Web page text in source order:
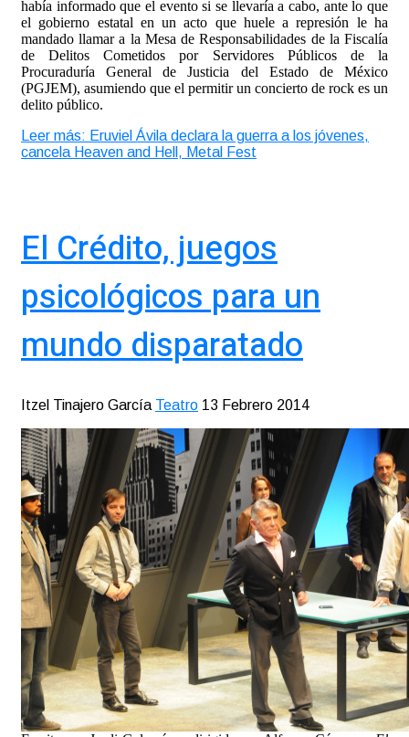
había informado que el evento si se llevaría a cabo, ante lo que
el gobierno estatal en un acto que huele a represión le ha
mandado llamar a la Mesa de Responsabilidades de la Fiscalía
de Delitos Cometidos por Servidores Públicos de la
Procuraduría General de Justicia del Estado de México
(PGJEM), asumiendo que el permitir un concierto de rock es un
delito público.
Leer más: Eruviel Ávila declara la guerra a los jóvenes,
cancela Heaven and Hell, Metal Fest
El Crédito, juegos
psicológicos para un
mundo disparatado
Itzel Tinajero García Teatro 13 Febrero 2014